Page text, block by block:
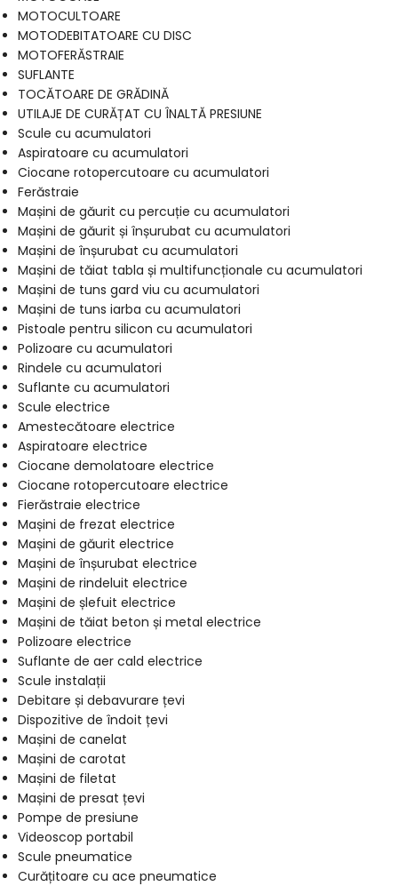
MOTOCULTOARE
MOTODEBITATOARE CU DISC
MOTOFERĂSTRAIE
SUFLANTE
TOCĂTOARE DE GRĂDINĂ
UTILAJE DE CURĂȚAT CU ÎNALTĂ PRESIUNE
Scule cu acumulatori
Aspiratoare cu acumulatori
Ciocane rotopercutoare cu acumulatori
Ferăstraie
Mașini de găurit cu percuție cu acumulatori
Mașini de găurit și înșurubat cu acumulatori
Mașini de înșurubat cu acumulatori
Mașini de tăiat tabla și multifuncționale cu acumulatori
Mașini de tuns gard viu cu acumulatori
Mașini de tuns iarba cu acumulatori
Pistoale pentru silicon cu acumulatori
Polizoare cu acumulatori
Rindele cu acumulatori
Suflante cu acumulatori
Scule electrice
Amestecătoare electrice
Aspiratoare electrice
Ciocane demolatoare electrice
Ciocane rotopercutoare electrice
Fierăstraie electrice
Mașini de frezat electrice
Mașini de găurit electrice
Mașini de înșurubat electrice
Mașini de rindeluit electrice
Mașini de șlefuit electrice
Mașini de tăiat beton și metal electrice
Polizoare electrice
Suflante de aer cald electrice
Scule instalații
Debitare și debavurare țevi
Dispozitive de îndoit țevi
Mașini de canelat
Mașini de carotat
Mașini de filetat
Mașini de presat țevi
Pompe de presiune
Videoscop portabil
Scule pneumatice
Curățitoare cu ace pneumatice